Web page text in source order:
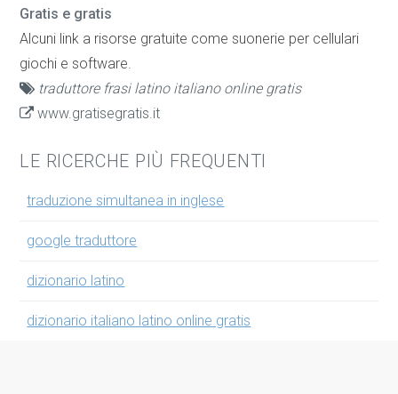
Gratis e gratis
Alcuni link a risorse gratuite come suonerie per cellulari
giochi e software.
traduttore frasi latino italiano online gratis
www.gratisegratis.it
LE RICERCHE PIÙ FREQUENTI
traduzione simultanea in inglese
google traduttore
dizionario latino
dizionario italiano latino online gratis